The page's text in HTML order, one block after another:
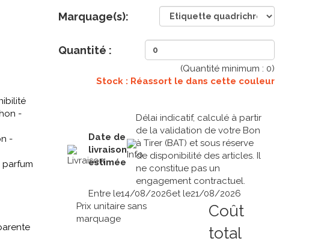
-
-
Marquage(s):
Quantité :
(Quantité minimum : 0)
Stock : Réassort le dans cette couleur
Date de
livraison
estimée
Délai indicatif, calculé à partir
de la validation de votre Bon
à Tirer (BAT) et sous réserve
de disponibilité des articles. Il
ne constitue pas un
engagement contractuel.
Entre le14/08/2026et le21/08/2026
Prix unitaire sans
marquage
Coût
total